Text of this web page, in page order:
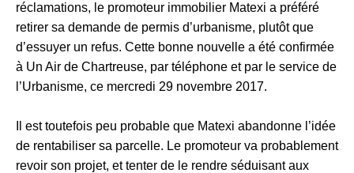
réclamations, le promoteur immobilier Matexi a préféré
retirer sa demande de permis d’urbanisme, plutôt que
d’essuyer un refus. Cette bonne nouvelle a été confirmée
à Un Air de Chartreuse, par téléphone et par le service de
l’Urbanisme, ce mercredi 29 novembre 2017.
Il est toutefois peu probable que Matexi abandonne l’idée
de rentabiliser sa parcelle. Le promoteur va probablement
revoir son projet, et tenter de le rendre séduisant aux